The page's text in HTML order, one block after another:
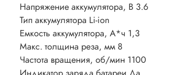
Напряжение аккумулятора, В 3.6
Тип аккумулятора Li-ion
Емкость аккумулятора, А*ч 1,3
Макс. толщина реза, мм 8
Частота вращения, об/мин 1100